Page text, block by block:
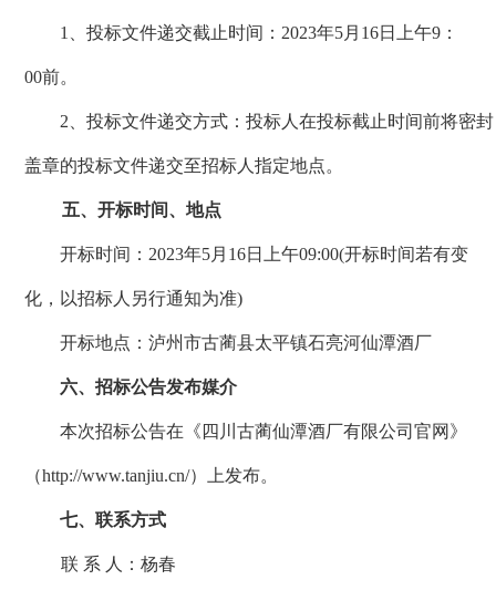
1、投标文件递交截止时间：2023年5月 16日上午9 ：
00前。
2、投标文件递交方式：投标人在投标截止时间前将密封
盖章的投标文件递交至招标人指定地点。
五、开标时间、地点
开标时间： 2023年5月 16日上午09:00(开标时间若有变
化，以招标人另行通知为准)
开标地点：泸州市古蔺县太平镇石亮河仙潭酒厂
六、招标公告发布媒介
本次招标公告在《四川古蔺仙潭酒厂有限公司官网》
（http://www.tanjiu.cn/）上发布。
七、联系方式
联 系 人：杨春